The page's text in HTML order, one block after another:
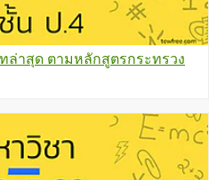
ล่าสุด ตามหลักสูตรกระทรวง